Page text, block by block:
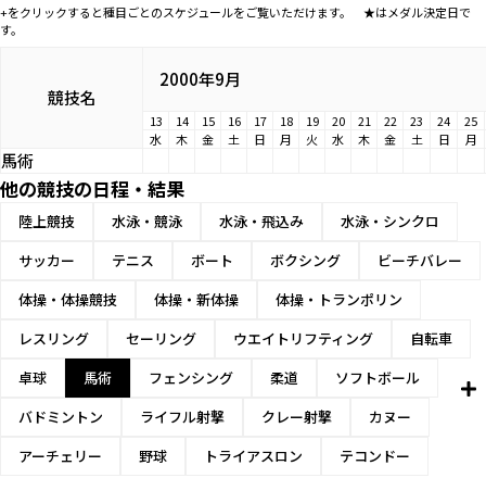
+をクリックすると種目ごとのスケジュールをご覧いただけます。 ★はメダル決定日で
す。
競技名
2000年9月
13 14 15 16 17 18 19 20 21 22 23 24
25
水
木 金 土 日 月 火 水 木 金 土 日 月
馬術
他の競技の日程・結果
陸上競技 水泳・競泳 水泳・飛込み
水泳・シンクロ
サッカー
テニス ボート ボクシング
ビーチバレー
体操・体操競技
体操・新体操
体操・トランポリン
レスリング
セーリング ウエイトリフティング
自転車
卓球
馬術 フェンシング 柔道
ソフトボール
バドミントン
ライフル射撃 クレー射撃
カヌー
アーチェリー
野球 トライアスロン テコンドー